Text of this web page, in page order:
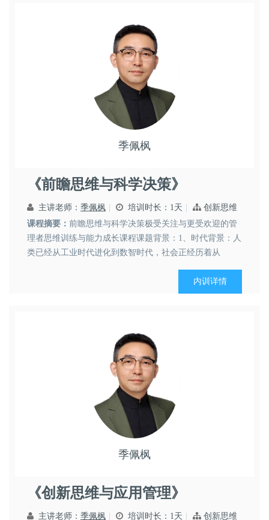
季佩枫
《前瞻思维与科学决策》
主讲老师： 季佩枫 培训时长：1天
创新思维
课程摘要： 前瞻思维与科学决策极受关注与更受欢迎的管
理者思维训练与能力成长课程课题背景：1、时代背景：人
类已经从工业时代进化到数智时代，社会正经历着从
现象，让个体极其容易落入信息认知偏差陷阱，个体将面
临从技能竞争到认知竞争的改变，人类智慧能力的分水岭
内训详情
季佩枫
《创新思维与应用管理》
主讲老师： 季佩枫 培训时长：1天 创新思维